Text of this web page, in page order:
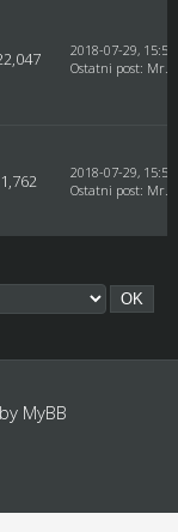
2018-07-29,
Ostatni post: Mr.
2018-07-29,
Ostatni post: Mr.
MyBB